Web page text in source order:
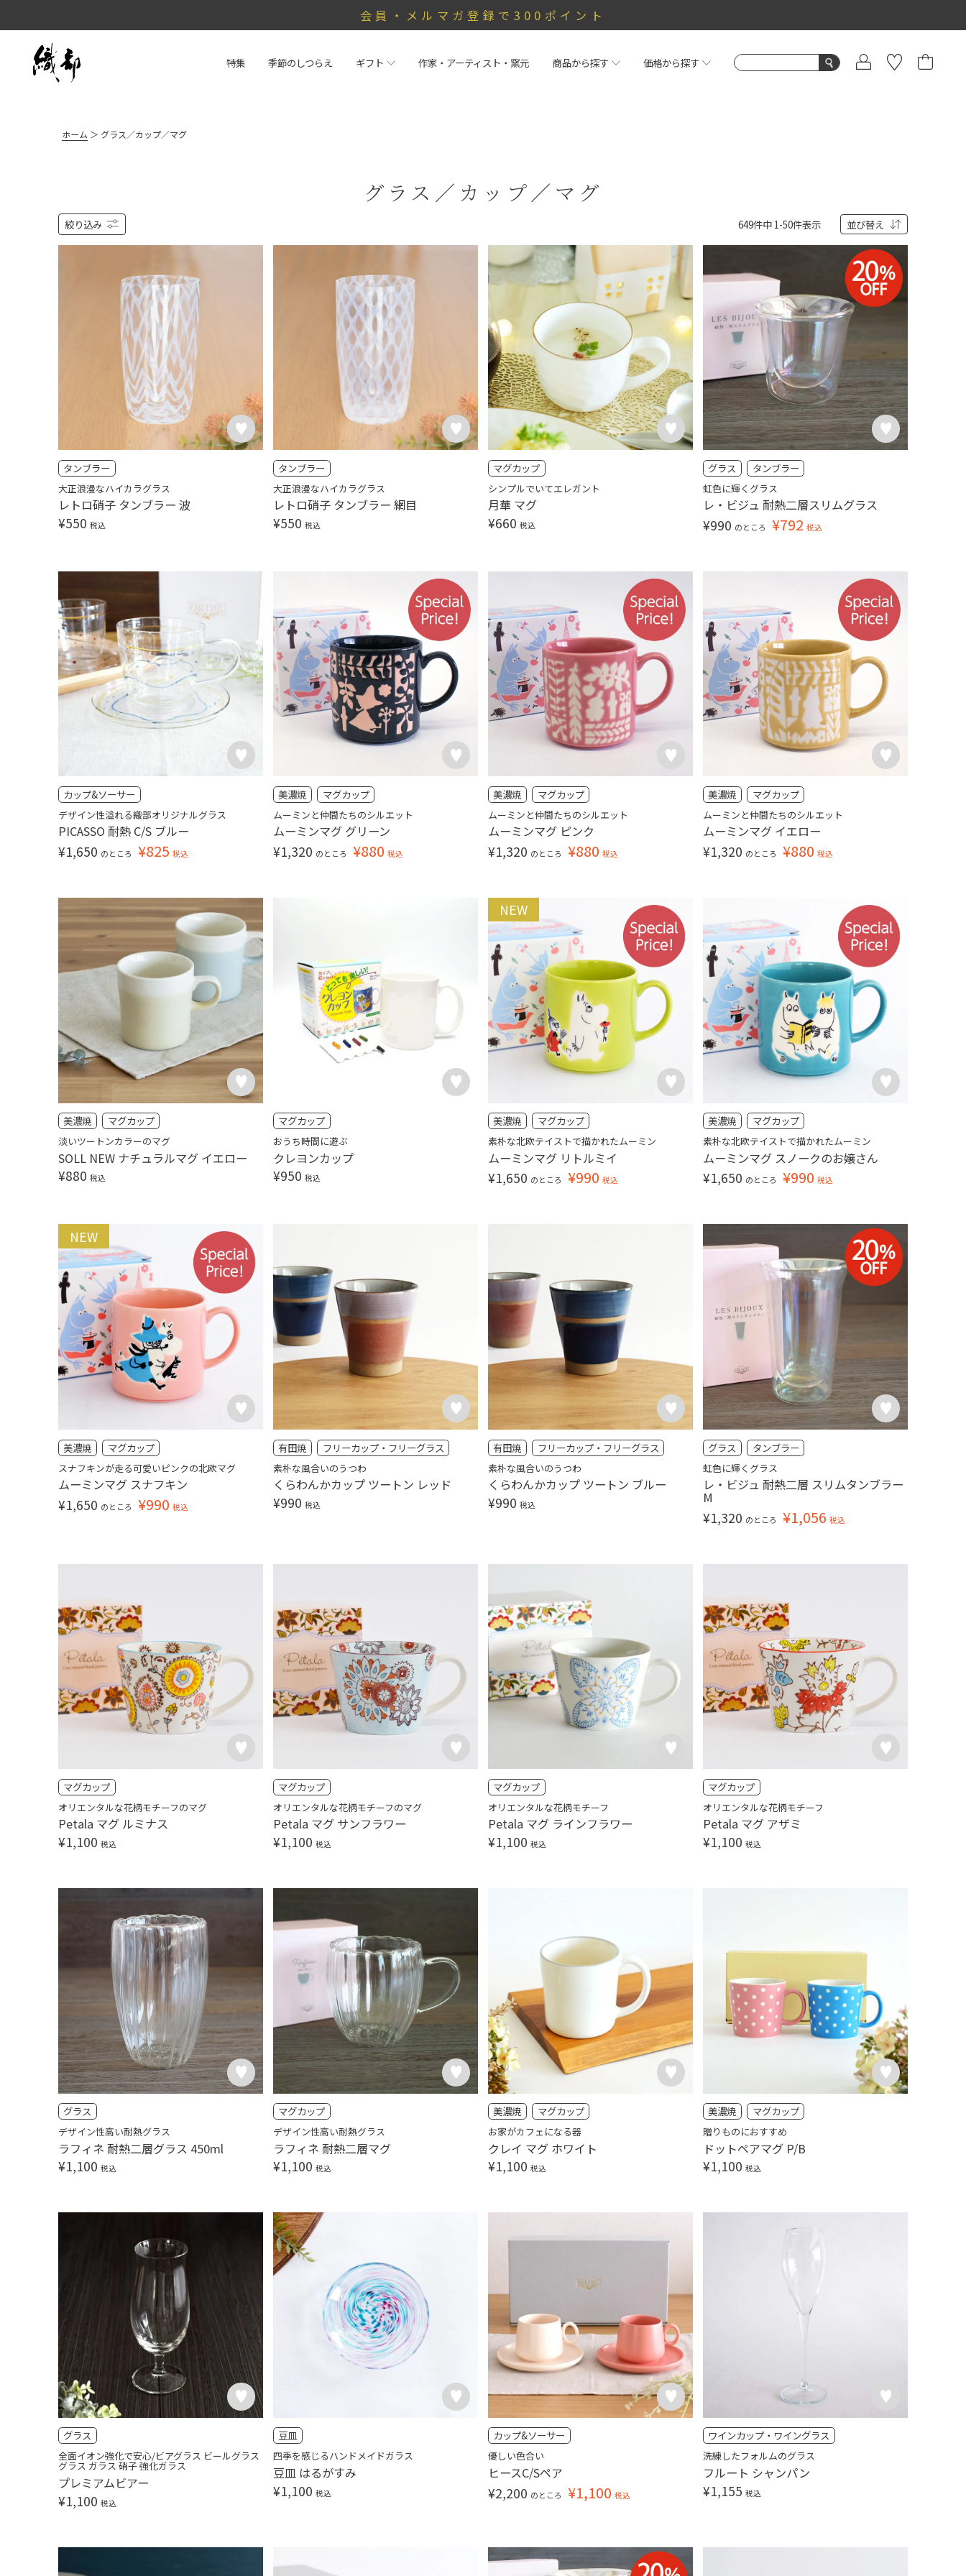
会員・メルマガ登録で300ポイント
特集 季節のしつらえ ギフト 作家・アーティスト・窯元 商品から探す 価格から探す
ホーム グラス／カップ／マグ
グラス／カップ／マグ
絞り込み 並び替え
649件中 1-50件表示
タンブラー
大正浪漫なハイカラグラス
レトロ硝子 タンブラー 波
¥550 税込
タンブラー
大正浪漫なハイカラグラス
レトロ硝子 タンブラー 網目
¥550 税込
マグカップ
シンプルでいてエレガント
月華 マグ
¥660 税込
グラス タンブラー
虹色に輝くグラス
レ・ビジュ 耐熱二層スリムグラス
¥990 のところ ¥792 税込
カップ&ソーサー
デザイン性溢れる織部オリジナルグラス
PICASSO 耐熱 C/S ブルー
¥1,650 のところ ¥825 税込
美濃焼 マグカップ
ムーミンと仲間たちのシルエット
ムーミンマグ グリーン
¥1,320 のところ ¥880 税込
美濃焼 マグカップ
ムーミンと仲間たちのシルエット
ムーミンマグ ピンク
¥1,320 のところ ¥880 税込
美濃焼 マグカップ
ムーミンと仲間たちのシルエット
ムーミンマグ イエロー
¥1,320 のところ ¥880 税込
美濃焼 マグカップ
淡いツートンカラーのマグ
SOLL NEW ナチュラルマグ イエロー
¥880 税込
マグカップ
おうち時間に遊ぶ
クレヨンカップ
¥950 税込
NEW
美濃焼 マグカップ
素朴な北欧テイストで描かれたムーミン
ムーミンマグ リトルミイ
¥1,650 のところ ¥990 税込
美濃焼 マグカップ
素朴な北欧テイストで描かれたムーミン
ムーミンマグ スノークのお嬢さん
¥1,650 のところ ¥990 税込
NEW
美濃焼 マグカップ
スナフキンが走る可愛いピンクの北欧マグ
ムーミンマグ スナフキン
¥1,650 のところ ¥990 税込
有田焼 フリーカップ・フリーグラス
素朴な風合いのうつわ
くらわんかカップ ツートン レッド
¥990 税込
有田焼 フリーカップ・フリーグラス
素朴な風合いのうつわ
くらわんかカップ ツートン ブルー
¥990 税込
グラス タンブラー
虹色に輝くグラス
レ・ビジュ 耐熱二層 スリムタンブラー
M
¥1,320 のところ ¥1,056 税込
マグカップ
オリエンタルな花柄モチーフのマグ
Petala マグ ルミナス
¥1,100 税込
マグカップ
オリエンタルな花柄モチーフのマグ
Petala マグ サンフラワー
¥1,100 税込
マグカップ
オリエンタルな花柄モチーフ
Petala マグ ラインフラワー
¥1,100 税込
マグカップ
オリエンタルな花柄モチーフ
Petala マグ アザミ
¥1,100 税込
グラス
デザイン性高い耐熱グラス
ラフィネ 耐熱二層グラス 450ml
¥1,100 税込
マグカップ
デザイン性高い耐熱グラス
ラフィネ 耐熱二層マグ
¥1,100 税込
美濃焼 マグカップ
お家がカフェになる器
クレイ マグ ホワイト
¥1,100 税込
美濃焼 マグカップ
贈りものにおすすめ
ドットペアマグ P/B
¥1,100 税込
グラス
全面イオン強化で安心/ビアグラス ビールグラス
グラス ガラス 硝子 強化ガラス
プレミアムビアー
¥1,100 税込
豆皿
四季を感じるハンドメイドガラス
豆皿 はるがすみ
¥1,100 税込
カップ&ソーサー
優しい色合い
ヒースC/Sペア
¥2,200 のところ ¥1,100 税込
ワインカップ・ワイングラス
洗練したフォルムのグラス
フルート シャンパン
¥1,155 税込